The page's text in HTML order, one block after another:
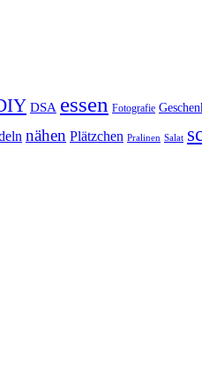
DSA essen Fotografie
nähen Plätzchen Pralinen Salat